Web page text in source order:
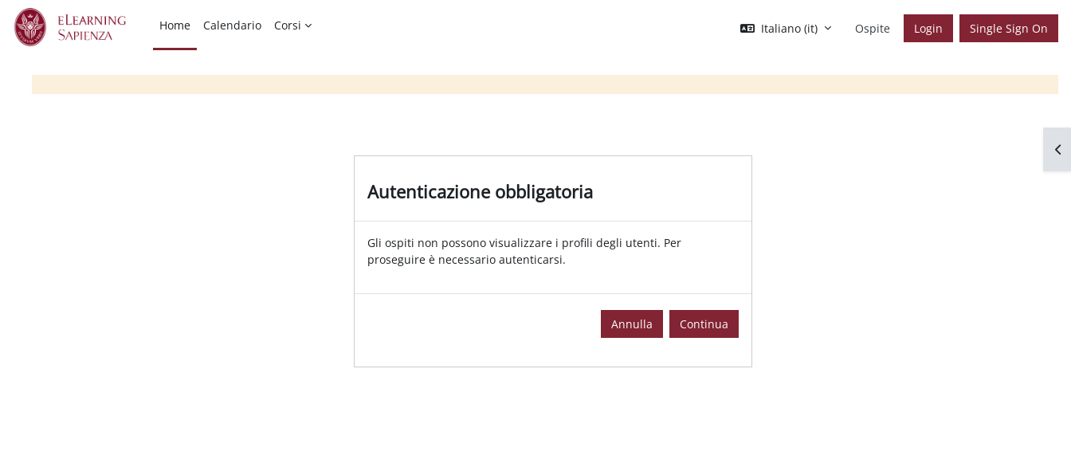
Vai al contenuto principale
Home
Calendario Corsi Italiano ‎(it)‎ Ospite Login Single Sign On
Autenticazione obbligatoria
Gli ospiti non possono visualizzare i profili degli utenti. Per
proseguire è necessario autenticarsi.
Annulla Continua